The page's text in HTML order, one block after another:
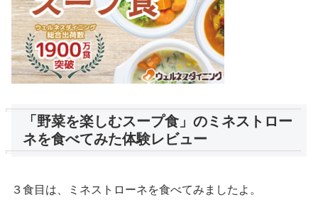
「野菜を楽しむスープ食」のミネストロー
ネを食べてみた体験レビュー
３食目は、ミネストローネを食べてみましたよ。